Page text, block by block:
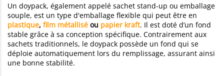
Un doypack, également appelé sachet stand-up ou emballage
souple, est un type d'emballage flexible qui peut être en
plastique, film métallisé ou papier kraft. Il est doté d’un fond
stable grâce à sa conception spécifique. Contrairement aux
sachets traditionnels, le doypack possède un fond qui se
déploie automatiquement lors du remplissage, assurant ainsi
une bonne stabilité.